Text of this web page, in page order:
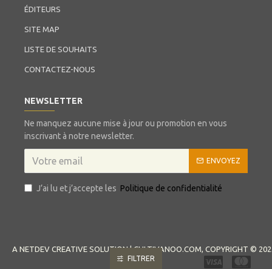
ÉDITEURS
SITE MAP
LISTE DE SOUHAITS
CONTACTEZ-NOUS
NEWSLETTER
Ne manquez aucune mise à jour ou promotion en vous
inscrivant à notre newsletter.
ENVOYEZ
J’ai lu et j’accepte les Politique de confidentialité
A NETDEV CREATIVE SOLUTION | CULTIVANOO.COM, COPYRIGHT ©
FILTRER